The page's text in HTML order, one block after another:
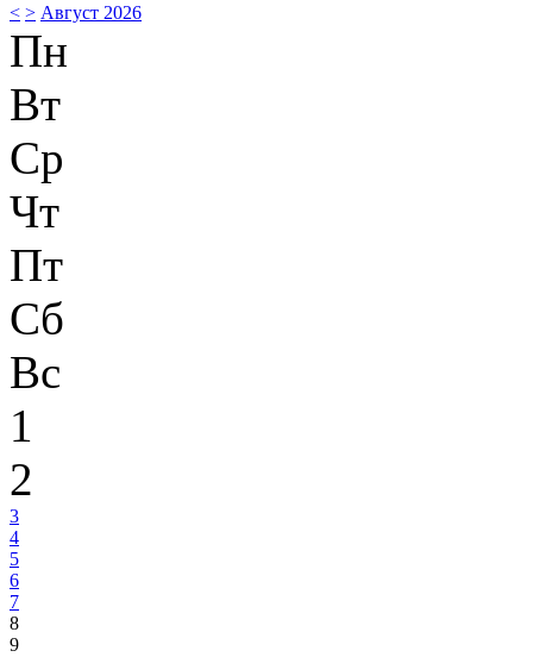
< > Август 2026
Пн
Вт
Ср
Чт
Пт
Сб
Вс
1
2
3
4
5
6
7
8
9